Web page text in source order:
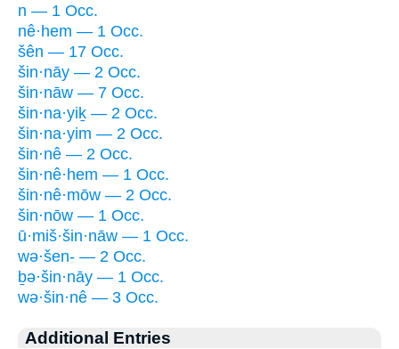
n — 1 Occ.
nê·hem — 1 Occ.
šên — 17 Occ.
šin·nāy — 2 Occ.
šin·nāw — 7 Occ.
šin·na·yiḵ — 2 Occ.
šin·na·yim — 2 Occ.
šin·nê — 2 Occ.
šin·nê·hem — 1 Occ.
šin·nê·mōw — 2 Occ.
šin·nōw — 1 Occ.
ū·miš·šin·nāw — 1 Occ.
wə·šen- — 2 Occ.
ḇə·šin·nāy — 1 Occ.
wə·šin·nê — 3 Occ.
Additional Entries